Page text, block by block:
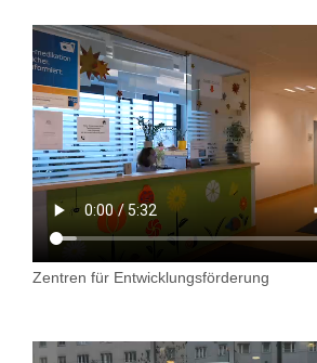
Zentren für Entwicklungsförderung